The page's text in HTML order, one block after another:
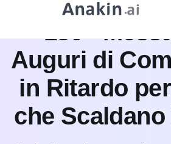
130+
Auguri di
in Ritardo
che